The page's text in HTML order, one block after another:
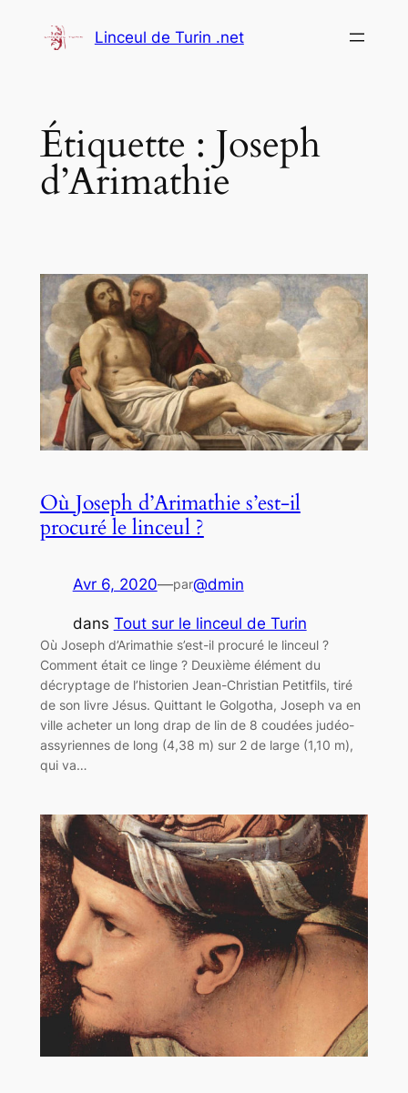
Linceul de Turin .net
Étiquette : Joseph
d’Arimathie
Où Joseph d’Arimathie s’est-il
procuré le linceul ?
Avr 6, 2020—par@dmin
dans Tout sur le linceul de Turin
Où Joseph d’Arimathie s’est-il procuré le linceul ?
Comment était ce linge ? Deuxième élément du
décryptage de l’historien Jean-Christian Petitfils, tiré
de son livre Jésus. Quittant le Golgotha, Joseph va en
ville acheter un long drap de lin de 8 coudées judéo-
assyriennes de long (4,38 m) sur 2 de large (1,10 m),
qui va…